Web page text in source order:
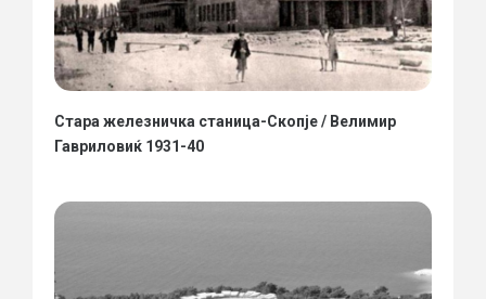
Стара железничка станица-Скопје / Велимир
Гавриловиќ 1931-40